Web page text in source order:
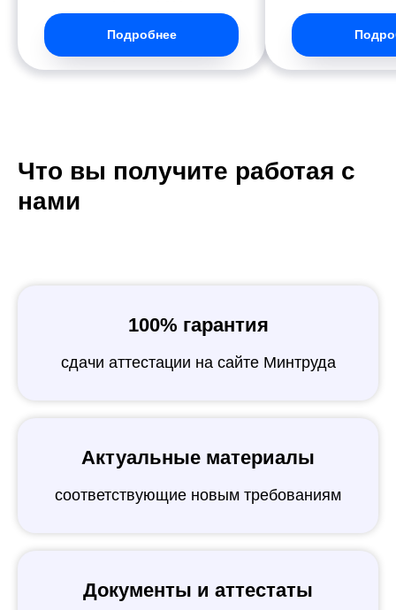
Подробнее
Что вы получите работая с
нами
100% гарантия
сдачи аттестации на сайте Минтруда
Актуальные материалы
соответствующие новым требованиям
Документы и аттестаты